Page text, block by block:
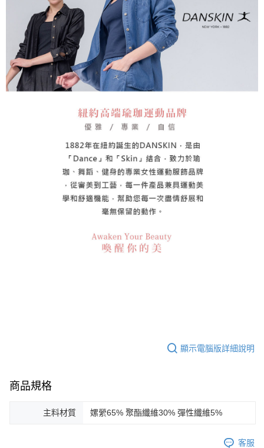
顯示電腦版詳細說明
商品規格
主料材質 嫘縈65% 聚酯纖維30% 彈性纖維5%
客服